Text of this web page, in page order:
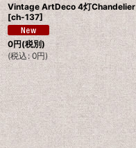
Vintage ArtDeco 4灯Chandelier
[ch-137]
0円(税別)
(税込 : 0円)